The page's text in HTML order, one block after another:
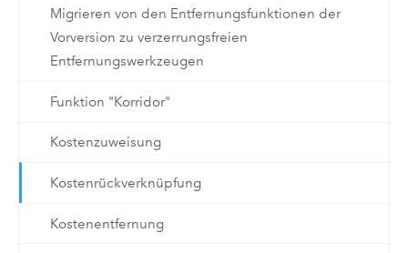
Migrieren von den Entfernungsfunktionen der
Vorversion zu verzerrungsfreien
Entfernungswerkzeugen
Funktion "Korridor"
Kostenzuweisung
Kostenrückverknüpfung
Kostenentfernung